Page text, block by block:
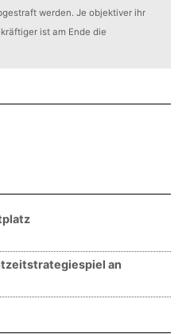
werden. Je objektiver ihr
ist am Ende die
an